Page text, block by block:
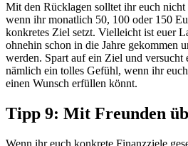
Mit den Rücklagen solltet ihr euch nicht
wenn ihr monatlich 50, 100 oder 150
konkretes Ziel setzt. Vielleicht ist euer
ohnehin schon in die Jahre gekommen
werden. Spart auf ein Ziel und versucht
nämlich ein tolles Gefühl, wenn ihr
einen Wunsch erfüllen könnt.
Tipp 9: Mit Freunden